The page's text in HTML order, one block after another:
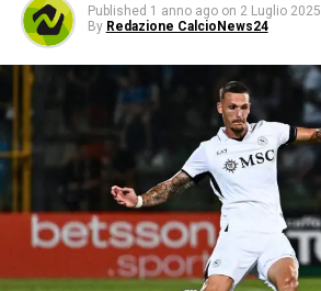
Published 1 anno ago on 2 Luglio 2025
By Redazione CalcioNews24